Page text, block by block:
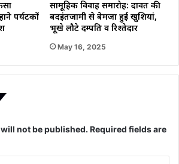
पर्यटकों
सामूहिक विवाह समारोह: दावत की
बदइंतजामी से बेमजा हुईं खुशियां,
भूखे लौटे दम्पति व रिश्तेदार
May 16, 2025
not be published. Required fields are